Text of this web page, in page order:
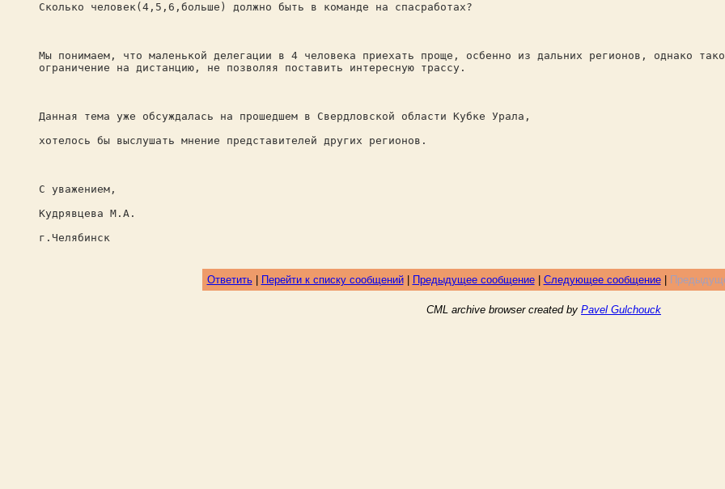
Сколько человек(4,5,6,больше) должно быть в команде на спасработах?
Мы понимаем, что маленькой делегации в 4 человека приехать проще, осбенно из дальних регионов, однако
ограничение на дистанцию, не позволяя поставить интересную трассу.
Данная тема уже обсуждалась на прошедшем в Свердловской области Кубке Урала,
хотелось бы выслушать мнение представителей других регионов.
С уважением,
Кудрявцева М.А.
г.Челябинск
Ответить| Перейти к списку сообщений| Предыдущее сообщение| Следующее сообщение|
CML archive browser created by Pavel Gulchouck